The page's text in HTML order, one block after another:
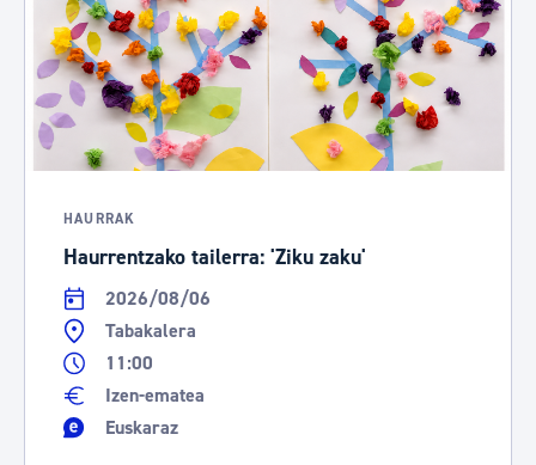
HAURRAK
Haurrentzako tailerra: 'Ziku zaku'
2026/08/06
Tabakalera
11:00
Izen-ematea
Euskaraz